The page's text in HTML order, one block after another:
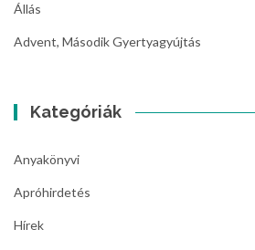
Állás
Advent, Második Gyertyagyújtás
Kategóriák
Anyakönyvi
Apróhirdetés
Hírek